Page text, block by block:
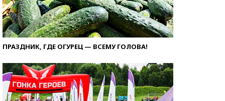
ПРАЗДНИК, ГДЕ ОГУРЕЦ — ВСЕМУ ГОЛОВА!